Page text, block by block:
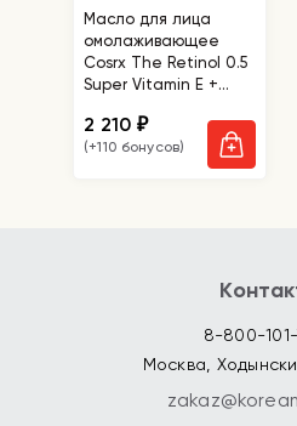
Масло для лица
омолаживающее
Cosrx The Retinol 0.5
Super Vitamin E +
2 210₽
(+110 бонусов)
8-800-101-
Москва,